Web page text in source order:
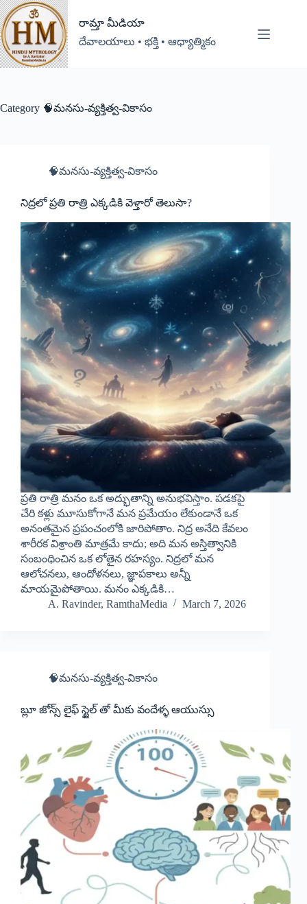
రామ్తా మీడియా
దేవాలయాలు • భక్తి • ఆధ్యాత్మికం
Category 🧠మనసు-వ్యక్తిత్వ-వికాసం
🧠మనసు-వ్యక్తిత్వ-వికాసం
నిద్రలో ప్రతి రాత్రి ఎక్కడికి వెళ్తారో తెలుసా?
ప్రతి రాత్రి మనం ఒక అద్భుతాన్ని అనుభవిస్తాం. పడకపై
చేరి కళ్లు మూసుకోగానే మన ప్రమేయం లేకుండానే ఒక
అనంతమైన ప్రపంచంలోకి జారిపోతాం. నిద్ర అనేది కేవలం
శారీరక విశ్రాంతి మాత్రమే కాదు; అది మన అస్తిత్వానికి
సంబంధించిన ఒక లోతైన రహస్యం. నిద్రలో మన
ఆలోచనలు, ఆందోళనలు, జ్ఞాపకాలు అన్నీ
మాయమైపోతాయి. మనం ఎక్కడికి…
A. Ravinder, RamthaMedia
March 7, 2026
🧠మనసు-వ్యక్తిత్వ-వికాసం
బ్లూ జోన్స్ లైఫ్ స్టైల్ తో మీకు వందేళ్ళ ఆయుస్సు